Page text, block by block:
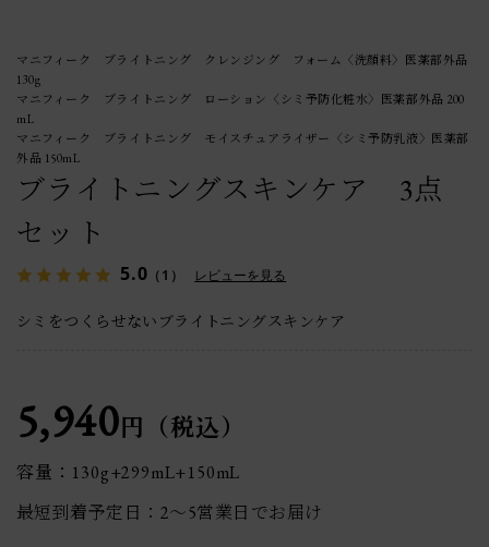
マニフィーク ブライトニング クレンジング フォーム〈洗顔料〉医薬部外品
130g
マニフィーク ブライトニング ローション〈シミ予防化粧水〉医薬部外品 200
mL
マニフィーク ブライトニング モイスチュアライザー〈シミ予防乳液〉医薬部
外品 150mL
ブライトニングスキンケア 3点
セット
5.0 （1） レビューを見る
シミをつくらせないブライトニングスキンケア
5,940円（税込）
容量：130g+299mL+150mL
最短到着予定日：2〜5営業日でお届け